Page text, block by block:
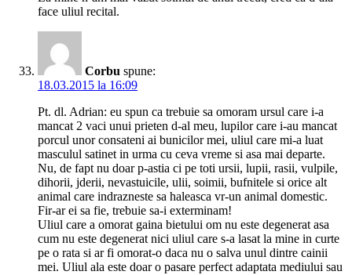
face uliul recital.
Corbu spune:
18.03.2015 la 16:09
Pt. dl. Adrian: eu spun ca trebuie sa omoram ursul care i-a
mancat 2 vaci unui prieten d-al meu, lupilor care i-au mancat
porcul unor consateni ai bunicilor mei, uliul care mi-a luat
masculul satinet in urma cu ceva vreme si asa mai departe.
Nu, de fapt nu doar p-astia ci pe toti ursii, lupii, rasii, vulpile,
dihorii, jderii, nevastuicile, ulii, soimii, bufnitele si orice alt
animal care indrazneste sa haleasca vr-un animal domestic.
Fir-ar ei sa fie, trebuie sa-i exterminam!
Uliul care a omorat gaina bietului om nu este degenerat asa
cum nu este degenerat nici uliul care s-a lasat la mine in curte
pe o rata si ar fi omorat-o daca nu o salva unul dintre cainii
mei. Uliul ala este doar o pasare perfect adaptata mediului sau